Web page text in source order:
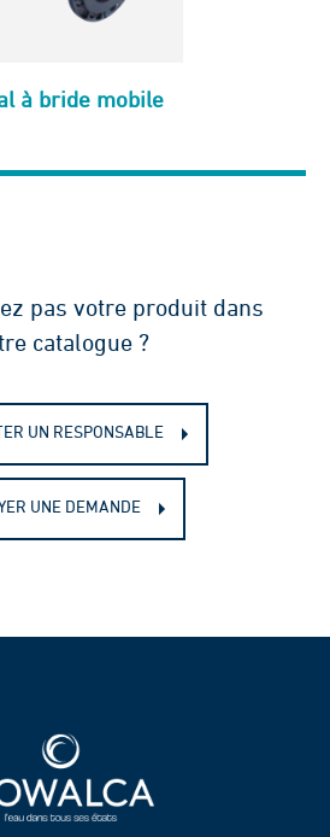
à bride mobile
pas votre produit dans
catalogue ?
UN RESPONSABLE
UNE DEMANDE